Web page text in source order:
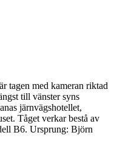
tagen med kameran riktad
till vänster syns
järnvägshotellet,
Tåget verkar bestå av
B6. Ursprung: Björn